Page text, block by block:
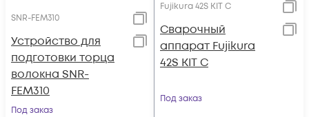
SNR-FEM310
Устройство для
подготовки торца
волокна SNR-
FEM310
Под заказ
Fujikura 42S KIT C
Сварочный
аппарат Fujikura
42S KIT C
Под заказ